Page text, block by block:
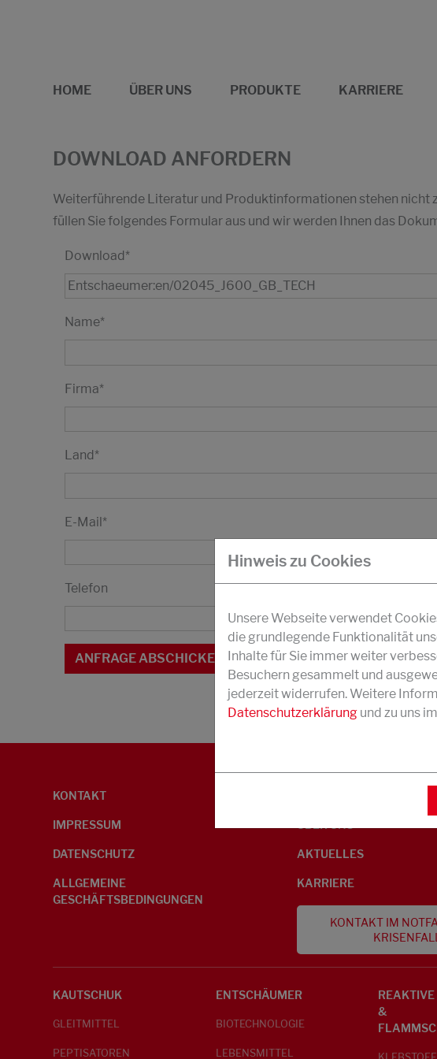
HOME ÜBER UNS PRODUKTE KARRIERE
DOWNLOAD ANFORDERN
Weiterführende Literatur und Produktinformationen stehen nicht
füllen Sie folgendes Formular aus und wir werden Ihnen das
Download*
Name*
Firma*
Land*
E-Mail*
Telefon
KONTAKT
IMPRESSUM
DATENSCHUTZ
ALLGEMEINE
GESCHÄFTSBEDINGUNGEN
AKTUELLES
KARRIERE
KONTAKT IM
KRISENFALL
KAUTSCHUK
GLEITMITTEL
PEPTISATOREN
ENTSCHÄUMER
BIOTECHNOLOGIE
LEBENSMITTEL
&
Hinweis zu Cookies
Unsere Webseite verwendet
die grundlegende Funktionalität
Inhalte für Sie immer weiter
Besuchern gesammelt und
jederzeit widerrufen. Weitere
Datenschutzerklärung und zu uns im